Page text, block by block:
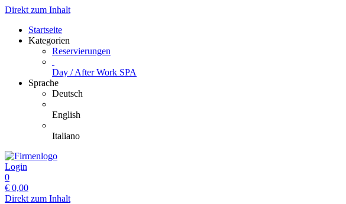
Direkt zum Inhalt
Startseite
Kategorien
Reservierungen
Day / After Work SPA
Sprache
Deutsch
English
Italiano
Login
0
€ 0,00
Direkt zum Inhalt